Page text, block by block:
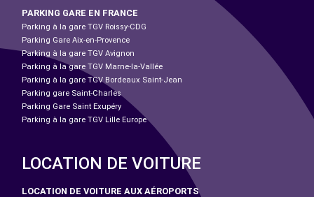
PARKING GARE EN FRANCE
Parking à la gare TGV Roissy-CDG
Parking Gare Aix-en-Provence
Parking à la gare TGV Avignon
Parking à la gare TGV Marne-la-Vallée
Parking à la gare TGV Bordeaux Saint-Jean
Parking gare Saint-Charles
Parking Gare Saint Exupéry
Parking à la gare TGV Lille Europe
LOCATION DE VOITURE
LOCATION DE VOITURE AUX AÉROPORTS